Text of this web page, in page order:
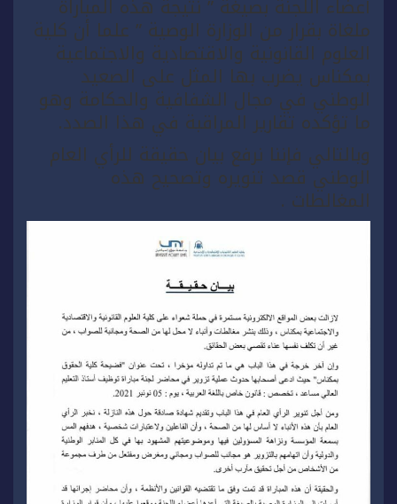
ملغاة بقرار من الوزارة الوصية ” علما أن كلية
العلوم القانونية والاقتصادية والاجتماعية
بمكناس يضرب بها المثل على الصعيد
الوطني في مجال الشفافية والحكامة وهو
ما تؤكده تقارير المراقبة في هذا الصدد.
وبالتالي فإننا نرفع بيان حقيقة للرأي العام
الوطني قصد تنويره وتصحيح هذه
المغالطات .